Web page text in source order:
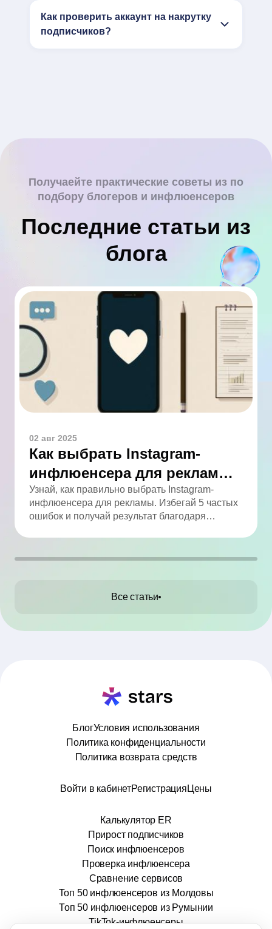
Как проверить аккаунт на накрутку
подписчиков?
Получаейте практические советы из по
подбору блогеров и инфлюенсеров
Последние статьи из
блога
02 авг 2025
Как выбрать Instagram-
инфлюенсера для рекламы:
5 ошибок, которых легко
избежать
Узнай, как правильно выбрать Instagram-
инфлюенсера для рекламы. Избегай 5 частых
ошибок и получай результат благодаря
Все статьи
БлогУсловия использования
Политика конфиденциальности
Политика возврата средств
Войти в кабинетРегистрация Цены
Калькулятор ER
Прирост подписчиков
Поиск инфлюенсеров
Проверка инфлюенсера
Сравнение сервисов
Топ 50 инфлюенсеров из Молдовы
Топ 50 инфлюенсеров из Румынии
TikTok-инфлюенсеры